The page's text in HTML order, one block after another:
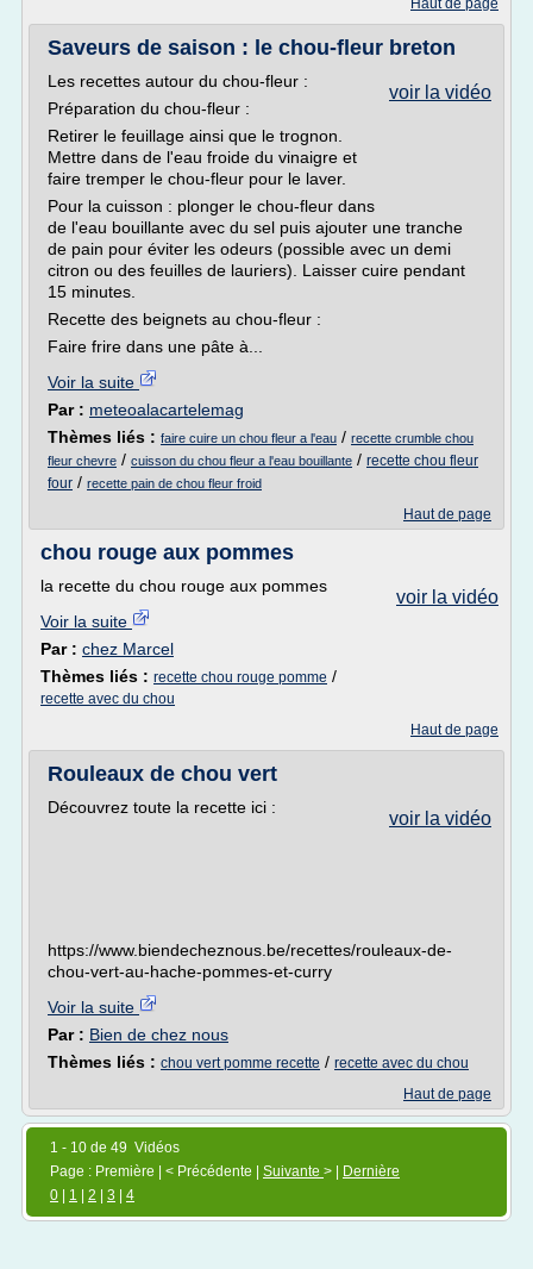
Haut de page
Saveurs de saison : le chou-fleur breton
voir la vidéo
Les recettes autour du chou-fleur :
Préparation du chou-fleur :
Retirer le feuillage ainsi que le trognon.
Mettre dans de l'eau froide du vinaigre et
faire tremper le chou-fleur pour le laver.
Pour la cuisson : plonger le chou-fleur dans
de l'eau bouillante avec du sel puis ajouter une tranche
de pain pour éviter les odeurs (possible avec un demi
citron ou des feuilles de lauriers). Laisser cuire pendant
15 minutes.
Recette des beignets au chou-fleur :
Faire frire dans une pâte à...
Voir la suite
Par : meteoalacartelemag
Thèmes liés : faire cuire un chou fleur a l'eau / recette crumble chou
fleur chevre / cuisson du chou fleur a l'eau bouillante / recette chou fleur
four / recette pain de chou fleur froid
Haut de page
chou rouge aux pommes
voir la vidéo
la recette du chou rouge aux pommes
Voir la suite
Par : chez Marcel
Thèmes liés : recette chou rouge pomme /
recette avec du chou
Haut de page
Rouleaux de chou vert
voir la vidéo
Découvrez toute la recette ici :
https://www.biendecheznous.be/recettes/rouleaux-de-
chou-vert-au-hache-pommes-et-curry
Voir la suite
Par : Bien de chez nous
Thèmes liés : chou vert pomme recette / recette avec du chou
Haut de page
1 - 10 de 49 Vidéos
Page : Première | < Précédente | Suivante > |
Dernière
0
1 2 3 4